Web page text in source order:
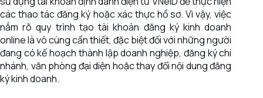
các thao tác đăng ký hoặc xác thực hồ sơ. Vì vậy, việc
nắm rõ quy trình tạo tài khoản đăng ký kinh doanh
online là vô cùng cần thiết, đặc biệt đối với những người
đang có kế hoạch thành lập doanh nghiệp, đăng ký chi
nhánh, văn phòng đại diện hoặc thay đổi nội dung đăng
ký kinh doanh.